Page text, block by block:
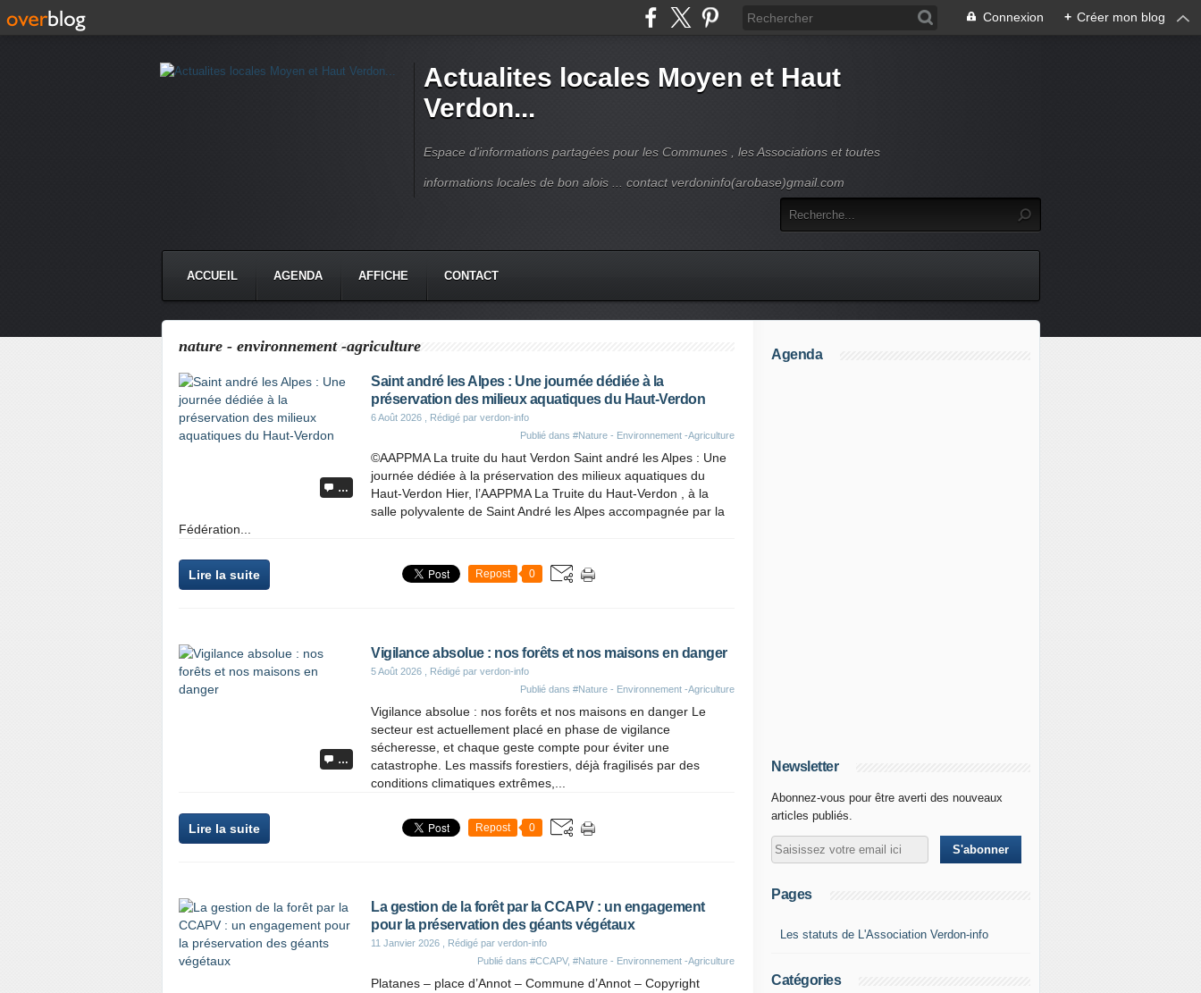
Connexion + Créer mon blog
Actualites locales Moyen et Haut
Verdon...
Espace d'informations partagées pour les Communes , les Associations et toutes
informations locales de bon alois ... contact verdoninfo(arobase)gmail.com
ACCUEIL AGENDA AFFICHE CONTACT
nature - environnement -agriculture
…
Saint andré les Alpes : Une journée dédiée à la
préservation des milieux aquatiques du Haut-Verdon
6 Août 2026 , Rédigé par verdon-info
Publié dans #Nature - Environnement -Agriculture
©AAPPMA La truite du haut Verdon Saint andré les Alpes : Une
journée dédiée à la préservation des milieux aquatiques du
Haut-Verdon Hier, l’AAPPMA La Truite du Haut-Verdon , à la
salle polyvalente de Saint André les Alpes accompagnée par la
Fédération...
Lire la suite Repost 0
…
Vigilance absolue : nos forêts et nos maisons en danger
5 Août 2026 , Rédigé par verdon-info
Publié dans #Nature - Environnement -Agriculture
Vigilance absolue : nos forêts et nos maisons en danger Le
secteur est actuellement placé en phase de vigilance
sécheresse, et chaque geste compte pour éviter une
catastrophe. Les massifs forestiers, déjà fragilisés par des
conditions climatiques extrêmes,...
Lire la suite Repost 0
La gestion de la forêt par la CCAPV : un engagement
pour la préservation des géants végétaux
11 Janvier 2026 , Rédigé par verdon-info
Publié dans #CCAPV, #Nature - Environnement -Agriculture
Platanes – place d’Annot – Commune d’Annot – Copyright
Agenda
Newsletter
Abonnez-vous pour être averti des nouveaux
articles publiés.
Pages
Les statuts de L'Association Verdon-info
Catégories